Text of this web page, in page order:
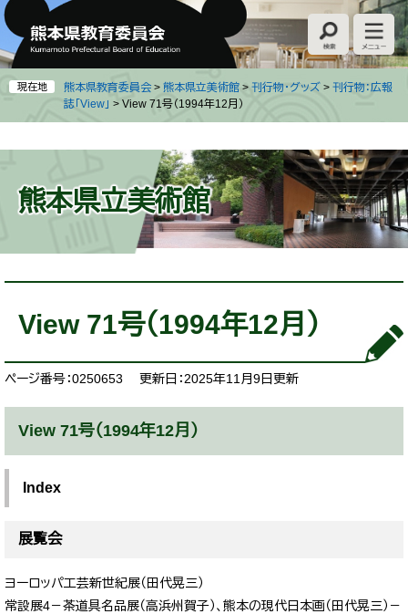
ペ
ー
ジ
の
先
で
メ
ニ
ュ
ー
を
ば
現在地 熊本県教育委員会 > 熊本県立美術館 > 刊行物・グッズ > 刊行物：広報
誌「View」 > View 71号（1994年12月）
熊本県立美術館
View 71号（1994年12月）
ページ番号：0250653 更新日：2025年11月9日更新
View 71号（1994年12月）
Index
展覧会
ヨーロッパ工芸新世紀展（田代晃三）
常設展4－茶道具名品展（高浜州賀子）、熊本の現代日本画（田代晃三）－